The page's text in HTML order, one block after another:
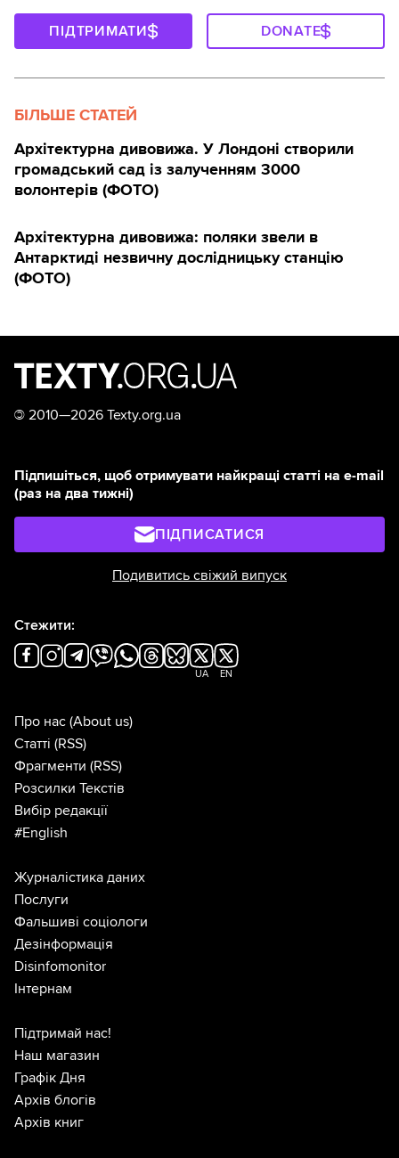
ПІДТРИМАТИ DONATE
БІЛЬШЕ СТАТЕЙ
Архітектурна дивовижа. У Лондоні створили
громадський сад із залученням 3000
волонтерів (ФОТО)
Архітектурна дивовижа: поляки звели в
Антарктиді незвичну дослідницьку станцію
(ФОТО)
© 2010—2026 Texty.org.ua
Підпишіться, щоб отримувати найкращі статті на e-mail
(раз на два тижні)
ПІДПИСАТИСЯ
Подивитись свіжий випуск
Стежити:
UA EN
Про нас (About us)
Статті (RSS)
Фрагменти (RSS)
Розсилки Текстів
Вибір редакції
#English
Журналістика даних
Послуги
Фальшиві соціологи
Дезінформація
Disinfomonitor
Інтернам
Підтримай нас!
Наш магазин
Графік Дня
Архів блогів
Архів книг